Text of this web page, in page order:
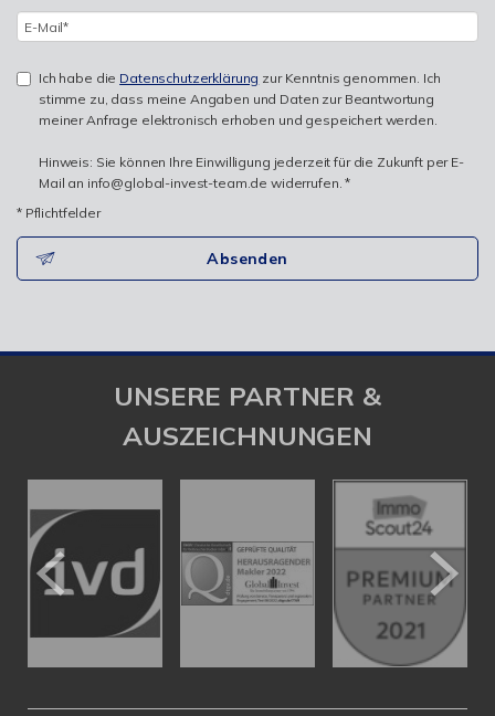
Ich habe die Datenschutzerklärung zur Kenntnis genommen. Ich
stimme zu, dass meine Angaben und Daten zur Beantwortung
meiner Anfrage elektronisch erhoben und gespeichert werden.
Hinweis: Sie können Ihre Einwilligung jederzeit für die Zukunft per E-
Mail an info@global-invest-team.de widerrufen. *
* Pflichtfelder
Absenden
UNSERE PARTNER &
AUSZEICHNUNGEN